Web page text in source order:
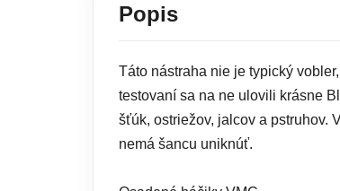
Popis
Táto nástraha nie je typický
testovaní sa na ne ulovili krásne
šťúk, ostriežov, jalcov a pstruhov.
nemá šancu uniknúť.